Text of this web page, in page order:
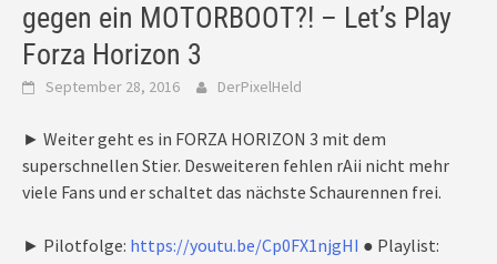
gegen ein MOTORBOOT?! – Let’s Play
Forza Horizon 3
September 28, 2016 DerPixelHeld
► Weiter geht es in FORZA HORIZON 3 mit dem
superschnellen Stier. Desweiteren fehlen rAii nicht mehr
viele Fans und er schaltet das nächste Schaurennen frei.
► Pilotfolge: https://youtu.be/Cp0FX1njgHI ● Playlist: